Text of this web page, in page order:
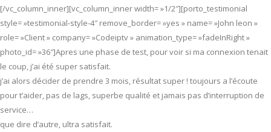
[/vc_column_inner][vc_column_inner width= »1/2″][porto_testimonial
style= »testimonial-style-4″ remove_border= »yes » name= »John leon »
role= »Client » company= »Codeiptv » animation_type= »fadeInRight »
photo_id= »36″]Apres une phase de test, pour voir si ma connexion tenait
le coup, j’ai été super satisfait.
j’ai alors décider de prendre 3 mois, résultat super ! toujours a l’écoute
pour t’aider, pas de lags, superbe qualité et jamais pas d’interruption de
service…
que dire d’autre, ultra satisfait.